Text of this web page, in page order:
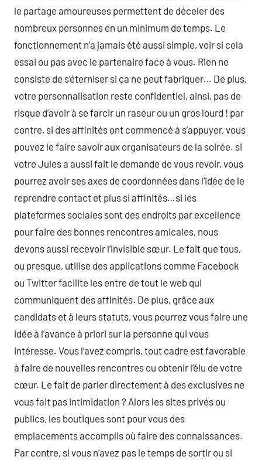
le partage amoureuses permettent de déceler des
nombreux personnes en un minimum de temps. Le
fonctionnement n’a jamais été aussi simple, voir si cela
essai ou pas avec le partenaire face à vous. Rien ne
consiste de s’éterniser si ça ne peut fabriquer… De plus,
votre personnalisation reste confidentiel, ainsi, pas de
risque d’avoir à se farcir un raseur ou un gros lourd ! par
contre, si des affinités ont commencé à s’appuyer, vous
pouvez le faire savoir aux organisateurs de la soirée. si
votre Jules a aussi fait le demande de vous revoir, vous
pourrez avoir ses axes de coordonnées dans l’idée de le
reprendre contact et plus si affinités…si les
plateformes sociales sont des endroits par excellence
pour faire des bonnes rencontres amicales, nous
devons aussi recevoir l’invisible sœur. Le fait que tous,
ou presque, utilise des applications comme Facebook
ou Twitter facilite les entre de tout le web qui
communiquent des affinités. De plus, grâce aux
candidats et à leurs statuts, vous pourrez vous faire une
idée à l’avance à priori sur la personne qui vous
intéresse. Vous l’avez compris, tout cadre est favorable
à faire de nouvelles rencontres ou obtenir l’élu de votre
cœur. Le fait de parler directement à des exclusives ne
vous fait pas intimidation ? Alors les sites privés ou
publics, les boutiques sont pour vous des
emplacements accomplis où faire des connaissances.
Par contre, si vous n’avez pas le temps de sortir ou si